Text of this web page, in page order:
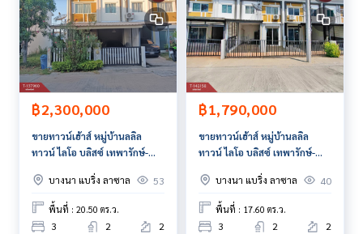
Tel :0805989161ไก่ (รหัสตัวแทน 6838)
Line ID :0814782236
Callcenter :02-047-4282
สนใจดูทรัพย์อื่นๆ เพิ่มเติม มากกว่า 3,000 รายการ
www.tb.co.th
The Best Property Agent CO,.LTD. ผู้นำด้านธุรกิจนายหน้า ตัวแ
ยี และ นวัตกรรมที่สร้างสรรค์ เพื่อส่งมอบบริการที่ดีที่สุดเพื่อคุณ ใ
฿2,300,000
ขายทาวน์เฮ้าส์ หมู่บ้านลลิล
ทาวน์ ไลโอ บลิสซ์ เทพารักษ์-
Theparak-Bangbo)
สมุทรปราการ
บางนา แบริ่ง ลาซาล 53
พื้นที่ : 20.50 ตร.ว.
3 2 2
฿1,790,000
ขายทาวน์เฮ้าส์ หมู่บ้านลลิล
ทาวน์ ไลโอ บลิสซ์ เทพารักษ์-
Theparak-Bangbo)
สมุทรปราการ
บางนา แบริ่ง ลาซาล 40
พื้นที่ : 17.60 ตร.ว.
3 2 2